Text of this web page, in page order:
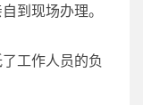
到现场办理。
工作人员的负